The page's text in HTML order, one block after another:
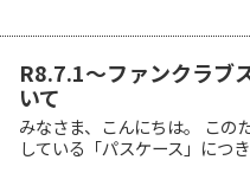
R8.7.1～ファンクラブ
いて
みなさま、こんにちは。 この
している「パスケース」につ